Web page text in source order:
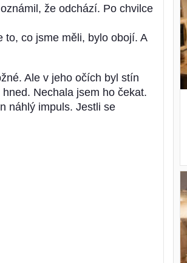
že odchází. Po chvilce
to, co jsme měli, bylo obojí. A
Ale v jeho očích byl stín
Nechala jsem ho čekat.
náhlý impuls. Jestli se